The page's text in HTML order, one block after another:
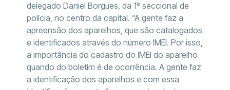
delegado Daniel Borgues, da 1ª seccional de
polícia, no centro da capital. “A gente faz a
apreensão dos aparelhos, que são catalogados
e identificados através do número IMEI. Por isso,
a importância do cadastro do IMEI do aparelho
quando do boletim é de ocorrência. A gente faz
a identificação dos aparelhos e com essa